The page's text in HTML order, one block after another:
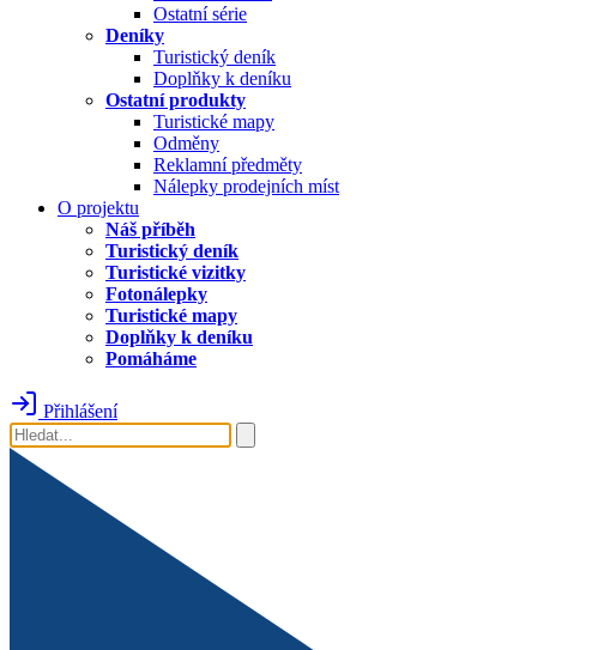
Ostatní série
Deníky
Turistický deník
Doplňky k deníku
Ostatní produkty
Turistické mapy
Odměny
Reklamní předměty
Nálepky prodejních míst
O projektu
Náš příběh
Turistický deník
Turistické vizitky
Fotonálepky
Turistické mapy
Doplňky k deníku
Pomáháme
Přihlášení